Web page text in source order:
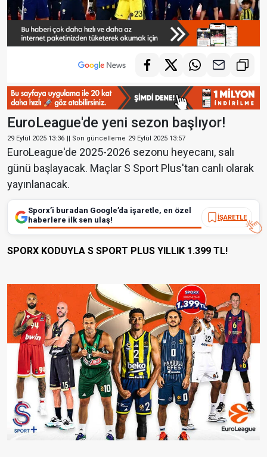
EuroLeague'de yeni sezon başlıyor!
29 Eylül 2025 13:36 || Son güncelleme 29 Eylül 2025 13:57
EuroLeague'de 2025-2026 sezonu heyecanı, salı
günü başlayacak. Maçlar S Sport Plus'tan canlı olarak
yayınlanacak.
Sporx’i buradan Google’da işaretle, en özel
haberlere ilk sen ulaş!
İŞARETLE
SPORX KODUYLA S SPORT PLUS YILLIK 1.399 TL!